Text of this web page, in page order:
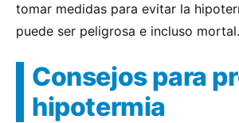
tomar medidas para evitar la
puede ser peligrosa e incluso mortal.
Consejos para
hipotermia